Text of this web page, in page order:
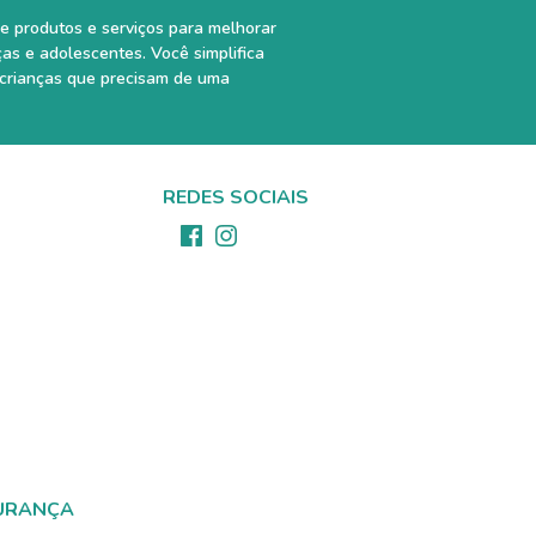
produtos e serviços para melhorar
e adolescentes. Você simplifica
que precisam de uma
REDES SOCIAIS